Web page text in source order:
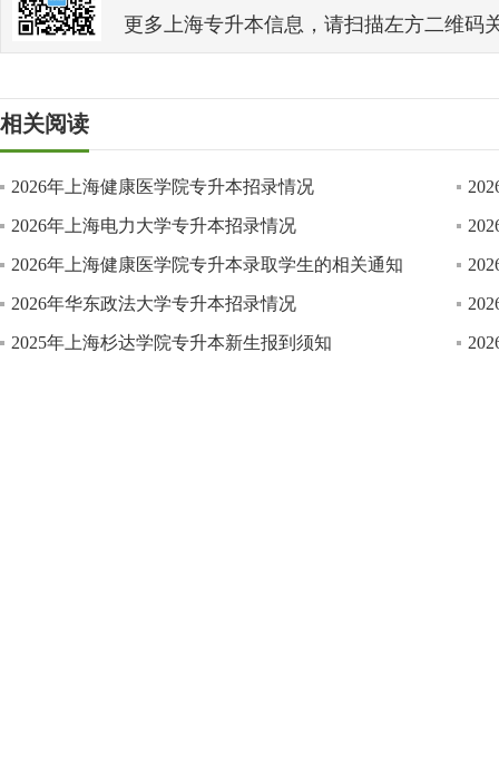
更多上海专升本信息，请扫描左方二维码
相关阅读
2026年上海健康医学院专升本招录情况
2026年上海电力大学专升本招录情况
2026年上海健康医学院专升本录取学生的相关通知
2026年华东政法大学专升本招录情况
2025年上海杉达学院专升本新生报到须知